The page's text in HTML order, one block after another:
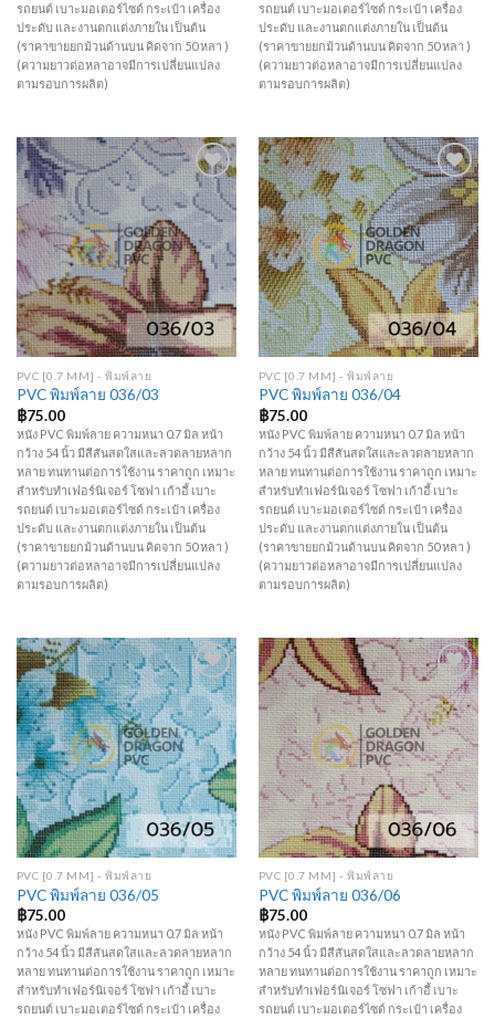
รถยนต์ เบาะมอเตอร์ไซด์ กระเป๋า เครื่อง
ประดับ และงานตกแต่งภายใน เป็นต้น
(ราคาขายยกม้วนด้านบน คิดจาก 50 หลา )
(ความยาวต่อหลาอาจมีการเปลี่ยนแปลง
ตามรอบการผลิต)
รถยนต์ เบาะมอเตอร์ไซด์ กระเป๋า เครื่อง
ประดับ และงานตกแต่งภายใน เป็นต้น
(ราคาขายยกม้วนด้านบน คิดจาก 50 หลา )
(ความยาวต่อหลาอาจมีการเปลี่ยนแปลง
ตามรอบการผลิต)
Add to
Wishlist
PVC [0.7 MM] - พิมพ์ลาย
PVC พิมพ์ลาย 036/03
฿75.00
หนัง PVC พิมพ์ลาย ความหนา 0.7 มิล หน้า
กว้าง 54 นิ้ว มีสีสันสดใสและลวดลายหลาก
หลาย ทนทานต่อการใช้งาน ราคาถูก เหมาะ
สำหรับทำเฟอร์นิเจอร์ โซฟา เก้าอี้ เบาะ
รถยนต์ เบาะมอเตอร์ไซด์ กระเป๋า เครื่อง
ประดับ และงานตกแต่งภายใน เป็นต้น
(ราคาขายยกม้วนด้านบน คิดจาก 50 หลา )
(ความยาวต่อหลาอาจมีการเปลี่ยนแปลง
ตามรอบการผลิต)
Add to
Wishlist
PVC [0.7 MM] - พิมพ์ลาย
PVC พิมพ์ลาย 036/04
฿75.00
หนัง PVC พิมพ์ลาย ความหนา 0.7 มิล หน้า
กว้าง 54 นิ้ว มีสีสันสดใสและลวดลายหลาก
หลาย ทนทานต่อการใช้งาน ราคาถูก เหมาะ
สำหรับทำเฟอร์นิเจอร์ โซฟา เก้าอี้ เบาะ
รถยนต์ เบาะมอเตอร์ไซด์ กระเป๋า เครื่อง
ประดับ และงานตกแต่งภายใน เป็นต้น
(ราคาขายยกม้วนด้านบน คิดจาก 50 หลา )
(ความยาวต่อหลาอาจมีการเปลี่ยนแปลง
ตามรอบการผลิต)
Add to
Wishlist
PVC [0.7 MM] - พิมพ์ลาย
PVC พิมพ์ลาย 036/05
฿75.00
หนัง PVC พิมพ์ลาย ความหนา 0.7 มิล หน้า
กว้าง 54 นิ้ว มีสีสันสดใสและลวดลายหลาก
หลาย ทนทานต่อการใช้งาน ราคาถูก เหมาะ
สำหรับทำเฟอร์นิเจอร์ โซฟา เก้าอี้ เบาะ
รถยนต์ เบาะมอเตอร์ไซด์ กระเป๋า เครื่อง
Add to
Wishlist
PVC [0.7 MM] - พิมพ์ลาย
PVC พิมพ์ลาย 036/06
฿75.00
หนัง PVC พิมพ์ลาย ความหนา 0.7 มิล หน้า
กว้าง 54 นิ้ว มีสีสันสดใสและลวดลายหลาก
หลาย ทนทานต่อการใช้งาน ราคาถูก เหมาะ
สำหรับทำเฟอร์นิเจอร์ โซฟา เก้าอี้ เบาะ
รถยนต์ เบาะมอเตอร์ไซด์ กระเป๋า เครื่อง